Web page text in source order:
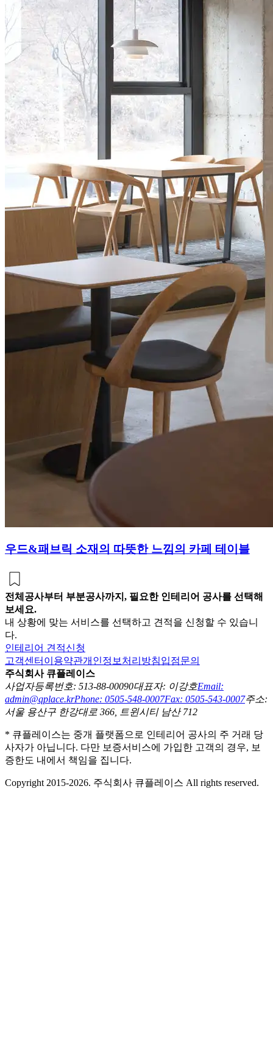
우드&패브릭 소재의 따뜻한 느낌의 카페 테이블
전체공사부터 부분공사까지, 필요한 인테리어 공사를 선택해
보세요.
내 상황에 맞는 서비스를 선택하고 견적을 신청할 수 있습니
다.
인테리어 견적신청
고객센터 이용약관개인정보처리방침입점문의
주식회사 큐플레이스
사업자등록번호: 513-88-00090대표자: 이강호Email:
admin@qplace.krPhone: 0505-548-0007Fax: 0505-543-0007주소:
서울 용산구 한강대로 366, 트윈시티 남산 712
* 큐플레이스는 중개 플랫폼으로 인테리어 공사의 주 거래 당
사자가 아닙니다. 다만 보증서비스에 가입한 고객의 경우, 보
증한도 내에서 책임을 집니다.
Copyright 2015-2026. 주식회사 큐플레이스 All rights reserved.